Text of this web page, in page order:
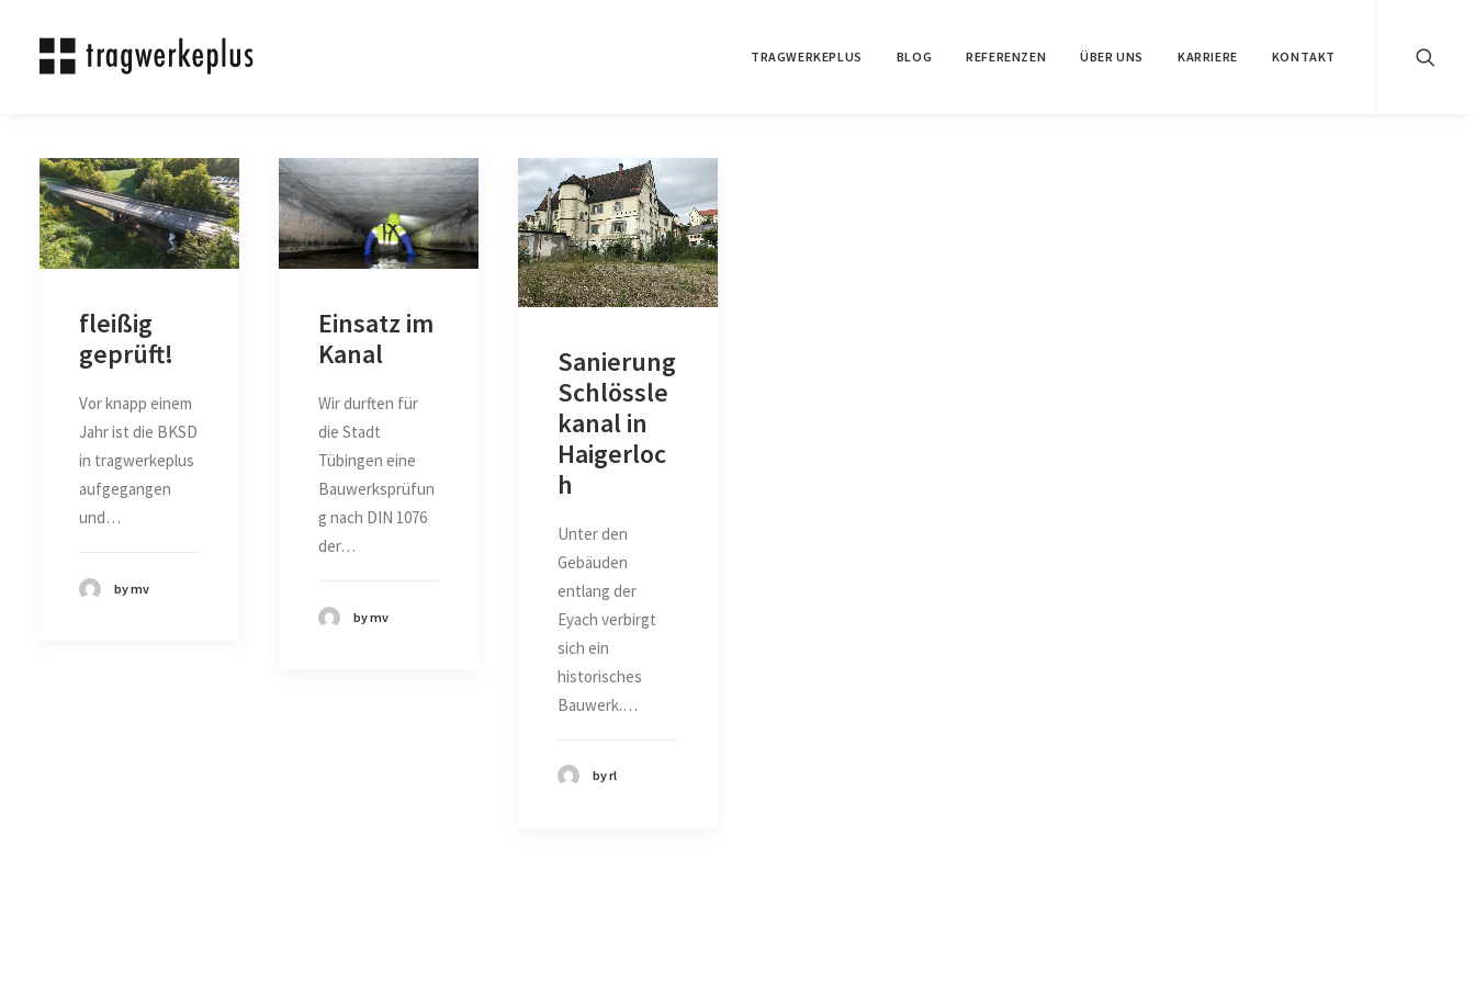
TRAGWERKEPLUS BLOG REFERENZEN ÜBER UNS KARRIERE KONTAKT
fleißig
geprüft!
Vor knapp einem
Jahr ist die BKSD
in tragwerkeplus
aufgegangen
und…
by mv
Einsatz im
Kanal
Wir durften für
die Stadt
Tübingen eine
Bauwerksprüfun
g nach DIN 1076
der…
by mv
Sanierung
Schlössle
kanal in
Haigerloc
h
Unter den
Gebäuden
entlang der
Eyach verbirgt
sich ein
historisches
Bauwerk.…
by rl